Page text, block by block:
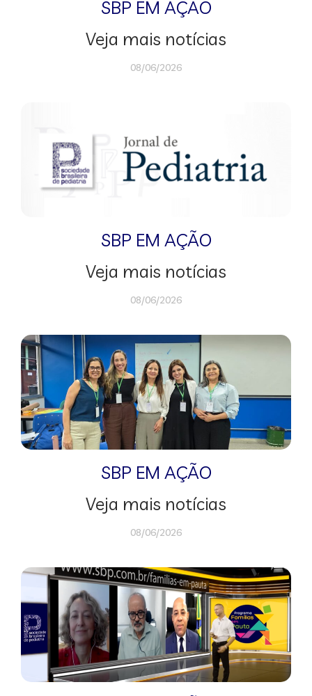
SBP EM AÇÃO
Veja mais notícias
08/06/2026
SBP EM AÇÃO
Veja mais notícias
08/06/2026
SBP EM AÇÃO
Veja mais notícias
08/06/2026